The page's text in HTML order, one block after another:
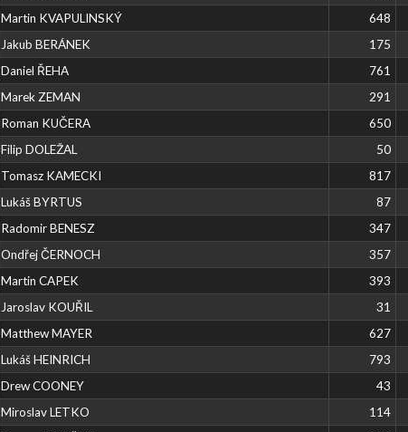
Martin KVAPULINSKÝ 648
Jakub BERÁNEK 175
Daniel ŘEHA 761
Marek ZEMAN 291
Roman KUČERA 650
Filip DOLEŽAL 50
Tomasz KAMECKI 817
Lukáš BYRTUS 87
Radomir BENESZ 347
Ondřej ČERNOCH 357
Martin CAPEK 393
Jaroslav KOUŘIL 31
Matthew MAYER 627
Lukáš HEINRICH 793
Drew COONEY 43
Miroslav LETKO 114